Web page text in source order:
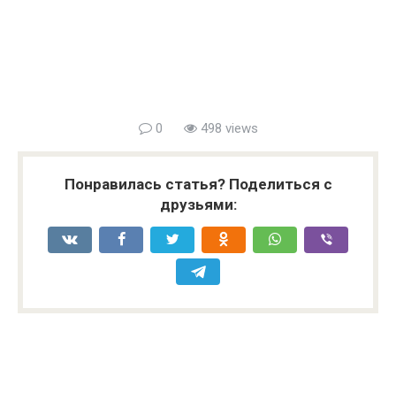
0 498 views
Понравилась статья? Поделиться с
друзьями: